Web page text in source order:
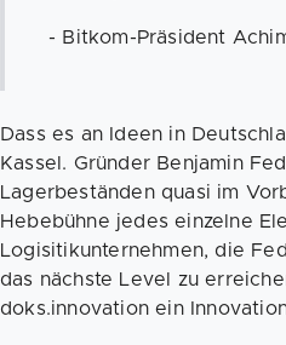
- Bitkom-Präsident
Dass es an Ideen in
Kassel. Gründer Benjamin
Lagerbeständen quasi im
Hebebühne jedes einzelne
Logisitikunternehmen, die
das nächste Level zu
doks.innovation ein